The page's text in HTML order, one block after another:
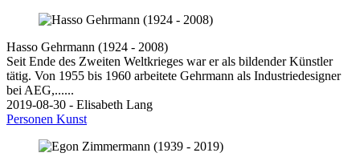
Hasso Gehrmann (1924 - 2008)
Seit Ende des Zweiten Weltkrieges war er als bildender Künstler
tätig. Von 1955 bis 1960 arbeitete Gehrmann als Industriedesigner
bei AEG,......
2019-08-30 - Elisabeth Lang
Personen Kunst